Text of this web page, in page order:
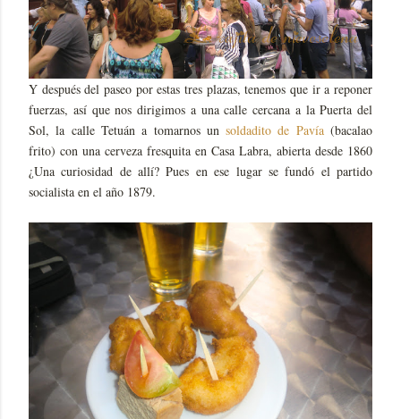
Y después del paseo por estas tres plazas, tenemos que ir a reponer
fuerzas, así que nos dirigimos a una calle cercana a la Puerta del
Sol, la calle Tetuán a tomarnos unsoldadito de Pavía(bacalao
frito) con una cerveza fresquita en Casa Labra, abierta desde 1860
¿Una curiosidad de allí? Pues en ese lugar se fundó el partido
socialista en el año 1879.